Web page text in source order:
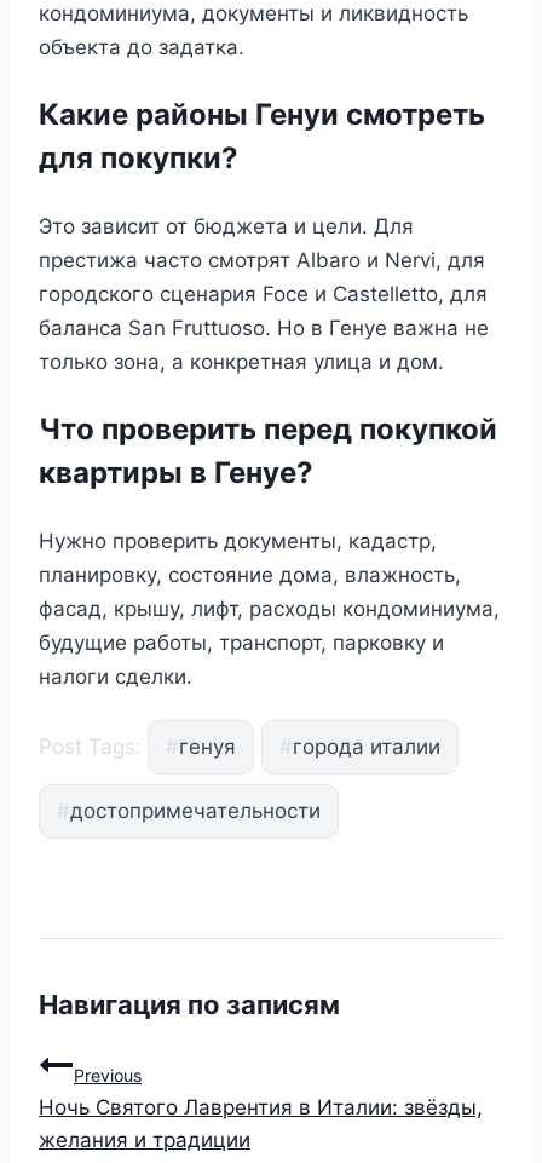
кондоминиума, документы и ликвидность
объекта до задатка.
Какие районы Генуи смотреть
для покупки?
Это зависит от бюджета и цели. Для
престижа часто смотрят Albaro и Nervi, для
городского сценария Foce и Castelletto, для
баланса San Fruttuoso. Но в Генуе важна не
только зона, а конкретная улица и дом.
Что проверить перед покупкой
квартиры в Генуе?
Нужно проверить документы, кадастр,
планировку, состояние дома, влажность,
фасад, крышу, лифт, расходы кондоминиума,
будущие работы, транспорт, парковку и
налоги сделки.
Post Tags: #генуя #города италии
#достопримечательности
Навигация по записям
Previous
Ночь Святого Лаврентия в Италии: звёзды,
желания и традиции